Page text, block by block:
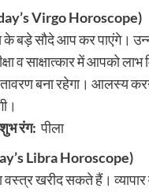
Virgo Horoscope)
बड़े सौदे आप कर पाएंगे।
व साक्षात्कार में आपको लाभ
बना रहेगा। आलस्य
रंग: पीला
Libra Horoscope)
खरीद सकते हैं। व्यापार